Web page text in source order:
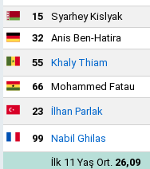
15
Syarhey Kislyak
32
Anis Ben-Hatira
55
Khaly Thiam
66
Mohammed Fatau
23 İlhan Parlak
99
Nabil Ghilas
İlk 11 Yaş Ort. 26,09